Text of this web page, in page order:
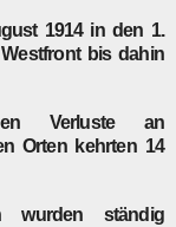
1914 in den 1.
bis dahin
Verluste an
Orten kehrten 14
wurden ständig